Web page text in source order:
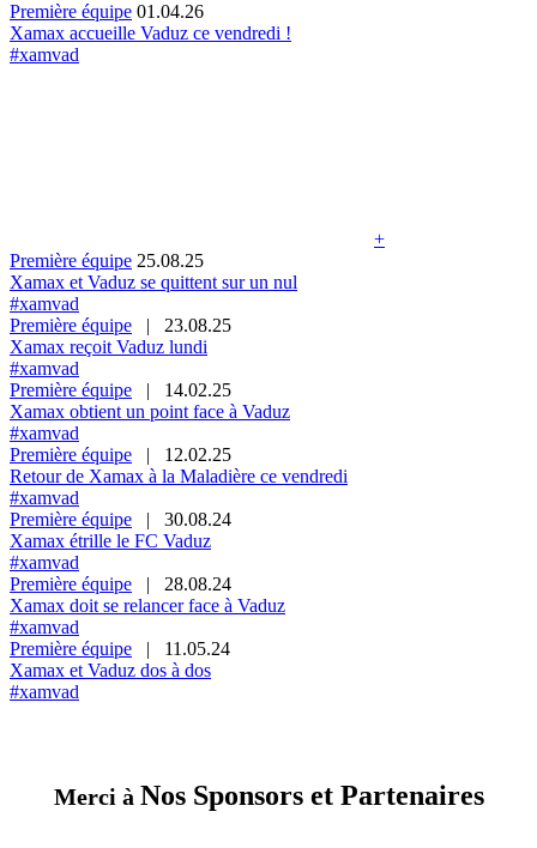
Première équipe 01.04.26
Xamax accueille Vaduz ce vendredi !
#xamvad
+
Première équipe 25.08.25
Xamax et Vaduz se quittent sur un nul
#xamvad
Première équipe
|
23.08.25
Xamax reçoit Vaduz lundi
#xamvad
Première équipe
|
14.02.25
Xamax obtient un point face à Vaduz
#xamvad
Première équipe
|
12.02.25
Retour de Xamax à la Maladière ce vendredi
#xamvad
Première équipe
|
30.08.24
Xamax étrille le FC Vaduz
#xamvad
Première équipe
|
28.08.24
Xamax doit se relancer face à Vaduz
#xamvad
Première équipe
|
11.05.24
Xamax et Vaduz dos à dos
#xamvad
Merci à Nos Sponsors et Partenaires